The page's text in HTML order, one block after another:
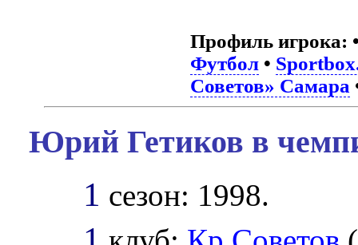
Профиль игрока:
Футбол •
Советов» Самара
Юрий Гетиков в
1 сезон: 1998.